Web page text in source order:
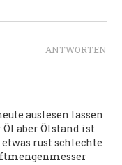
ANTWORTEN
auslesen lassen
aber Ölstand ist
rust schlechte